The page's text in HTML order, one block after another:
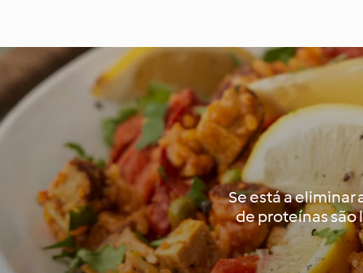
Se está a
de proteínas são